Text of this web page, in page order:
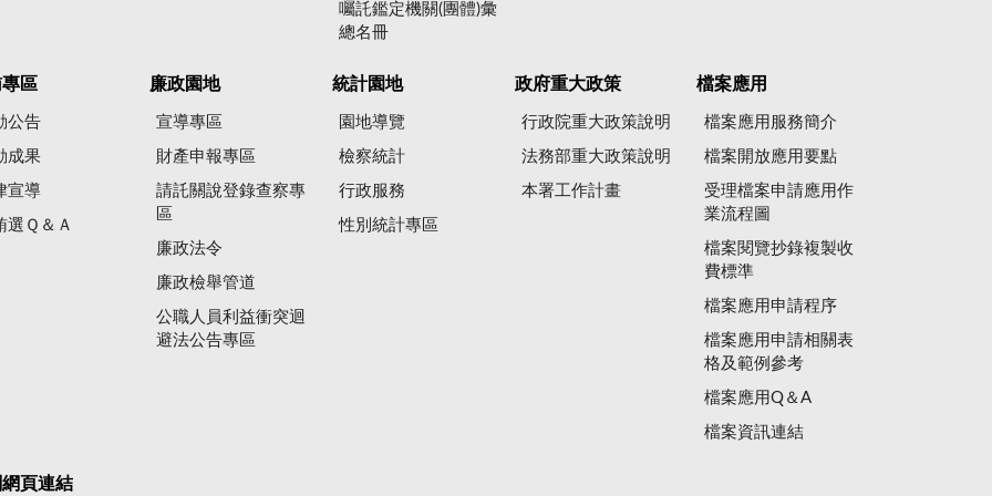
囑託鑑定機關(團體)彙
總名冊
區
公告
成果
宣導
選Ｑ＆Ａ
廉政園地
宣導專區
財產申報專區
請託關說登錄查察專
區
廉政法令
廉政檢舉管道
公職人員利益衝突迴
避法公告專區
統計園地
園地導覽
檢察統計
行政服務
性別統計專區
政府重大政策
行政院重大政策說明
法務部重大政策說明
本署工作計畫
檔案應用
檔案應用服務簡介
檔案開放應用要點
受理檔案申請應用作
業流程圖
檔案閱覽抄錄複製收
費標準
檔案應用申請程序
檔案應用申請相關表
格及範例參考
檔案應用Q＆A
檔案資訊連結
頁連結